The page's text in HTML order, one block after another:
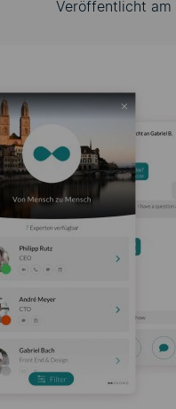
Veröffentlicht am